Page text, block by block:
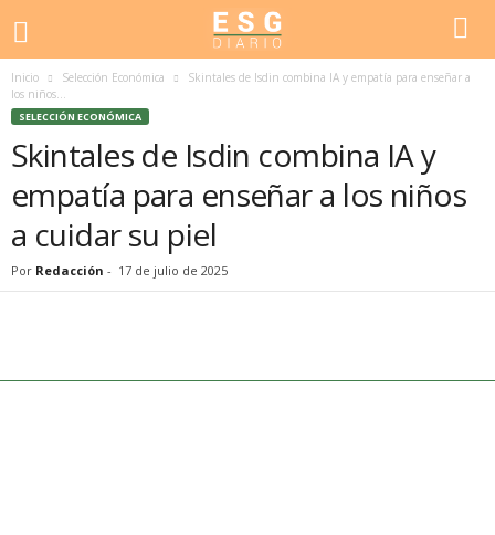
Inicio Selección Económica
Skintales de Isdin combina IA y empatía para enseñar a
los niños...
SELECCIÓN ECONÓMICA
Skintales de Isdin combina IA y
empatía para enseñar a los niños
a cuidar su piel
Por Redacción - 17 de julio de 2025